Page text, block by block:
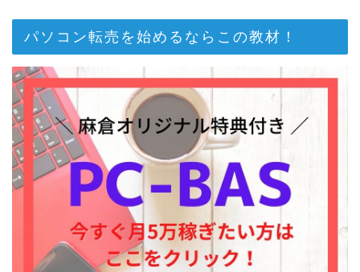
パソコン転売を始めるならこの教材！